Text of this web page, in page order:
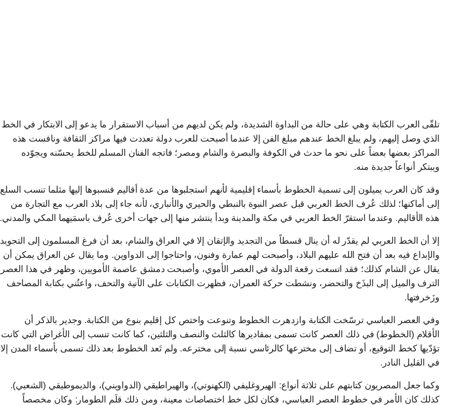
تلقّى العرب الكتابة وهي على حالة من البداوة الشديدة، ولم يكن لديهم من أسباب الاستقرار ما يدعو إلى الابتكار في الخط
الذي وصل إليهم، ولم يبلغ الخط عندهم مبلغ الفن إلا عندما أصبحت للعرب دولة تعددت فيها مراكز الثقافة ونافست هذه
المراكز بعضها بعضاً على نحو ما حدث في الكوفة والبصرة والشام ومصر؛ فاتجه الفنان المسلم للخط يحسّنه ويجوّده
ويبتكر أنواعاً جديدة منه.
وقد كان العرب يميلون إلى تسمية الخطوط بأسماء إقليمية لأنهم استجلبوها من عدة أقاليم فنسبوها إليها مثلما تنسب السلع
إلى أماكنها؛ لذلك عُرف الخط العربي قبل عصر النبوة بالنبطي والحيري والأنباري، لأنه جاء إلى بلاد العرب مع التجارة من
هذه الأقاليم. وعندما استقرّ الخط العربي في مكة والمدينة وبدأ ينتشر منها إلى جهات أخرى عُرف باسمَيهما المكي والمدني.
إلا أن الخط العربي لم يقدّر له أن ينال قسطاً من التجديد والإتقان إلا في العراق والشام، بعد أن فرغ المسلمون إلى التجويد
والإبداع فيه بعد أن فتح الله عليهم البلاد، وأصبحت لهم عمارة وفنون، واحتاجوا إلى الدواوين. وما يقال عن العراق يمكن أن
يقال عن الشام كذلك؛ فقد اتسعت رقعة الدولة في العصر الأموي، وأصبحت دمشق عاصمة الأمويين، وظهر في هذا العصر
الترف والميل إلى البذَخ والتحضر، ونشطت حركة العمران، فظهرت الكتابات على الآنية والتحف، واعتُني بكتابة المصاحف
وزَخرفتها.
وفي العصر العباسي ترسّخت الكتابة وازدهرت الخطوط وتنوعت واختص كل إقليم بنوع من الكتابة. وجدير بالذكر أن
الأقلام (الخطوط) في ذلك العصر كانت تسمى بمقاديرها كالثلث والنصف والثلثين، كما كانت تنسب إلى الأغراض التي كانت
تؤدّيها كخط التوقيع، أو تضاف إلى مخترعها كالرئاسي نسبة إلى مخترعه. ولم تَعد الخطوط بعد ذلك تسمى بأسماء المدن إلا
في القليل النادر.
وكما جعل المصريون كتابتهم على ثلاثة أنواع: الهيروغليفي (الكهنوتي)، والهيراطيقي (الدواويني)، والديموطيقي (الشعبي).
كذلك كان الأمر في خطوط العصر العباسي، فكان لكل خط اختصاصات معينة، ومن ذلك قلَم الطومار: وكان مخصصاً